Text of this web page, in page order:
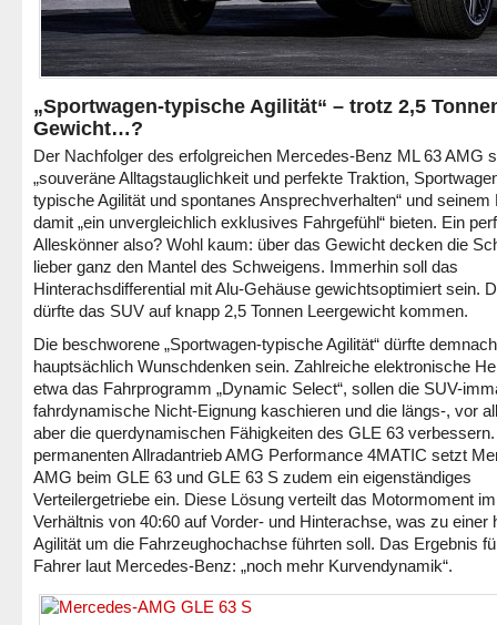
„Sportwagen-typische Agilität“ – trotz 2,5
Gewicht…?
Der Nachfolger des erfolgreichen Mercedes-Benz ML 63 AMG
„souveräne Alltagstauglichkeit und perfekte Traktion,
typische Agilität und spontanes Ansprechverhalten“ und seinem
damit „ein unvergleichlich exklusives Fahrgefühl“ bieten. Ein
Alleskönner also? Wohl kaum: über das Gewicht decken die
lieber ganz den Mantel des Schweigens. Immerhin soll das
Hinterachsdifferential mit Alu-Gehäuse gewichtsoptimiert sein.
dürfte das SUV auf knapp 2,5 Tonnen Leergewicht kommen.
Die beschworene „Sportwagen-typische Agilität“ dürfte
hauptsächlich Wunschdenken sein. Zahlreiche elektronische
etwa das Fahrprogramm „Dynamic Select“, sollen die SUV-
fahrdynamische Nicht-Eignung kaschieren und die längs-, vor
aber die querdynamischen Fähigkeiten des GLE 63
permanenten Allradantrieb AMG Performance 4MATIC setzt
AMG beim GLE 63 und GLE 63 S zudem ein eigenständiges
Verteilergetriebe ein. Diese Lösung verteilt das Motormoment im
Verhältnis von 40:60 auf Vorder- und Hinterachse, was zu einer
Agilität um die Fahrzeughochachse führten soll. Das Ergebnis
Fahrer laut Mercedes-Benz: „noch mehr Kurvendynamik“.